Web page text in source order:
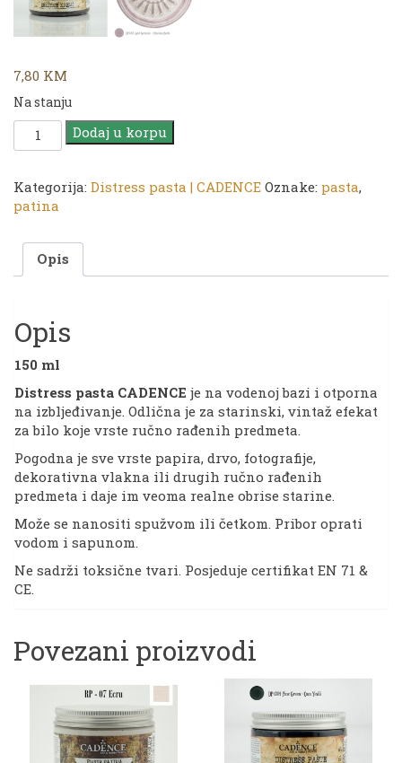
7,80 KM
Na stanju
Distress
pasta
DP-
1303
Bordeaux
količina
Dodaj u korpu
Kategorija: Distress pasta | CADENCE Oznake: pasta,
patina
Opis
Opis
150 ml
Distress pasta CADENCE je na vodenoj bazi i otporna
na izbljeđivanje. Odlična je za starinski, vintaž efekat
za bilo koje vrste ručno rađenih predmeta.
Pogodna je sve vrste papira, drvo, fotografije,
dekorativna vlakna ili drugih ručno rađenih
predmeta i daje im veoma realne obrise starine.
Može se nanositi spužvom ili četkom. Pribor oprati
vodom i sapunom.
Ne sadrži toksične tvari. Posjeduje certifikat EN 71 &
CE.
Povezani proizvodi